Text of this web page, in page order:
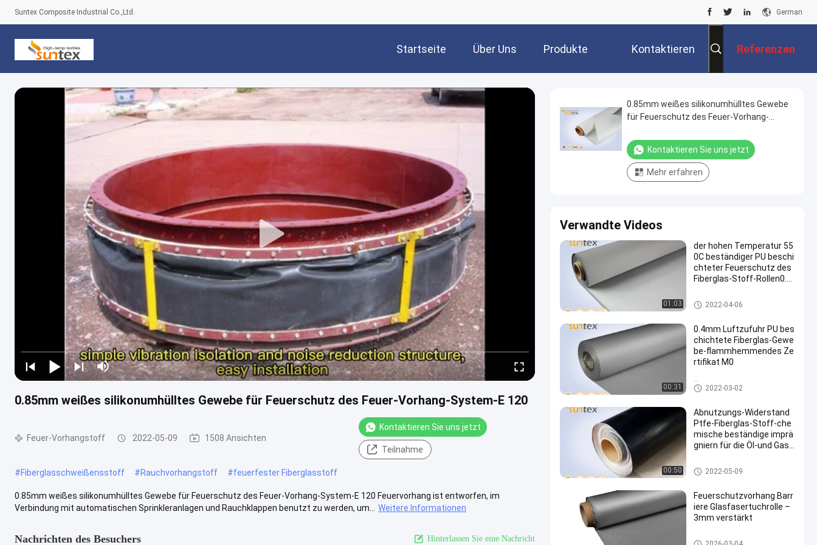
Suntex Composite Industrial Co.,Ltd. German
Startseite Über Uns Produkte Kontaktieren
Sie Uns
Referenzen
0.85mm weißes silikonumhülltes Gewebe für Feuerschutz des Feuer-Vorhang-System-E 120
Feuer-Vorhangstoff 2022-05-09 1508 Ansichten
Kontaktieren Sie uns jetzt
Teilnahme
#Fiberglasschweißensstoff #Rauchvorhangstoff #feuerfester Fiberglasstoff
0.85mm weißes silikonumhülltes Gewebe für Feuerschutz des Feuer-Vorhang-System-E 120 Feuervorhang ist entworfen, im
Verbindung mit automatischen Sprinkleranlagen und Rauchklappen benutzt zu werden, um...
Weitere Informationen
Nachrichten des Besuchers Hinterlassen Sie eine Nachricht
0.85mm weißes silikonumhülltes Gewebe
für Feuerschutz des Feuer-Vorhang-
Kontaktieren Sie uns jetzt
Mehr erfahren
Verwandte Videos
01:03
der hohen Temperatur 55
0C beständiger PU beschi
chteter Feuerschutz des
Fiberglas-Stoff-Rollen0.7
Schweißensdeckenrolle
2022-04-06
00:31
0.4mm Luftzufuhr PU bes
chichtete Fiberglas-Gewe
be-flammhemmendes Ze
rtifikat M0
Überzogenes Fiberglas-Geweb
e PUs
2022-03-02
00:50
Abnutzungs-Widerstand
Ptfe-Fiberglas-Stoff-che
mische beständige imprä
gniern für die Öl-und Gas-
ptfe überzogenes Fiberglasge
webe
2022-05-09
Feuerschutzvorhang Barr
iere Glasfasertuchrolle –
3mm verstärkt
Feuer-Vorhangstoff